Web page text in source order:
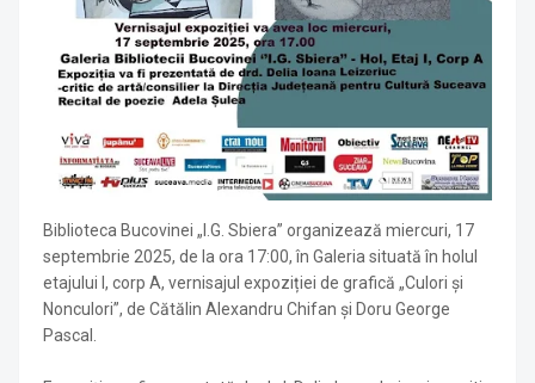
Biblioteca Bucovinei „I.G. Sbiera” organizează miercuri, 17
septembrie 2025, de la ora 17:00, în Galeria situată în holul
etajului I, corp A, vernisajul expoziției de grafică „Culori și
Nonculori”, de Cătălin Alexandru Chifan și Doru George
Pascal.